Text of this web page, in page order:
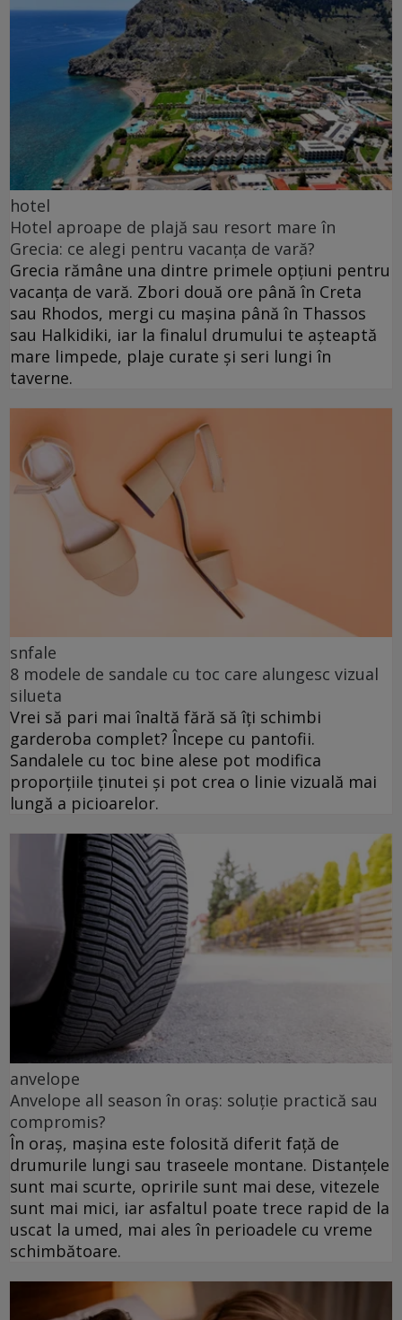
hotel
Hotel aproape de plajă sau resort mare în
Grecia: ce alegi pentru vacanța de vară?
Grecia rămâne una dintre primele opțiuni pentru
vacanța de vară. Zbori două ore până în Creta
sau Rhodos, mergi cu mașina până în Thassos
sau Halkidiki, iar la finalul drumului te așteaptă
mare limpede, plaje curate și seri lungi în
taverne.
snfale
8 modele de sandale cu toc care alungesc vizual
silueta
Vrei să pari mai înaltă fără să îți schimbi
garderoba complet? Începe cu pantofii.
Sandalele cu toc bine alese pot modifica
proporțiile ținutei și pot crea o linie vizuală mai
lungă a picioarelor.
anvelope
Anvelope all season în oraș: soluție practică sau
compromis?
În oraș, mașina este folosită diferit față de
drumurile lungi sau traseele montane. Distanțele
sunt mai scurte, opririle sunt mai dese, vitezele
sunt mai mici, iar asfaltul poate trece rapid de la
uscat la umed, mai ales în perioadele cu vreme
schimbătoare.